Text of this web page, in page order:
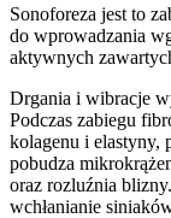
Sonoforeza jest to
do wprowadzania
aktywnych
Drgania i wibracje
Podczas zabiegu
kolagenu i elastyny,
pobudza
oraz rozluźnia
wchłanianie